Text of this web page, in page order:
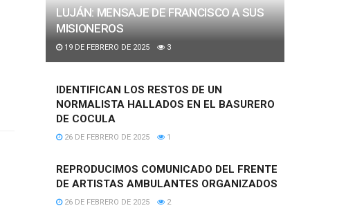
LUJÁN: MENSAJE DE FRANCISCO A SUS
MISIONEROS
19 DE FEBRERO DE 2025 3
IDENTIFICAN LOS RESTOS DE UN
NORMALISTA HALLADOS EN EL BASURERO
DE COCULA
26 DE FEBRERO DE 2025 1
REPRODUCIMOS COMUNICADO DEL FRENTE
DE ARTISTAS AMBULANTES ORGANIZADOS
26 DE FEBRERO DE 2025 2